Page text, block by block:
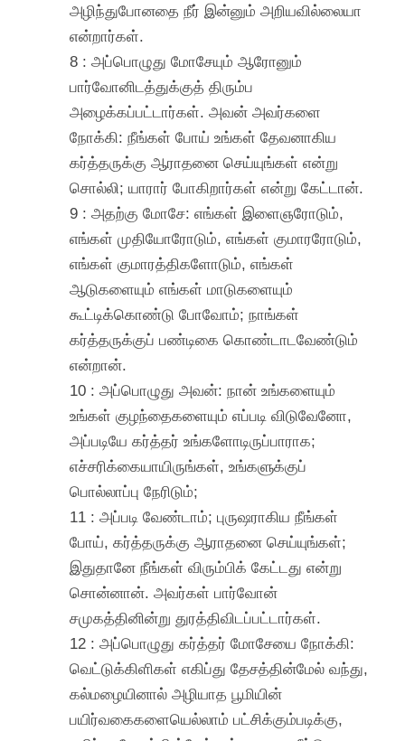
அழிந்துபோனதை நீர் இன்னும் அறியவில்லையா
என்றார்கள்.
8 : அப்பொழுது மோசேயும் ஆரோனும்
பார்வோனிடத்துக்குத் திரும்ப
அழைக்கப்பட்டார்கள். அவன் அவர்களை
நோக்கி: நீங்கள் போய் உங்கள் தேவனாகிய
கர்த்தருக்கு ஆராதனை செய்யுங்கள் என்று
சொல்லி; யாரார் போகிறார்கள் என்று கேட்டான்.
9 : அதற்கு மோசே: எங்கள் இளைஞரோடும்,
எங்கள் முதியோரோடும், எங்கள் குமாரரோடும்,
எங்கள் குமாரத்திகளோடும், எங்கள்
ஆடுகளையும் எங்கள் மாடுகளையும்
கூட்டிக்கொண்டு போவோம்; நாங்கள்
கர்த்தருக்குப் பண்டிகை கொண்டாடவேண்டும்
என்றான்.
10 : அப்பொழுது அவன்: நான் உங்களையும்
உங்கள் குழந்தைகளையும் எப்படி விடுவேனோ,
அப்படியே கர்த்தர் உங்களோடிருப்பாராக;
எச்சரிக்கையாயிருங்கள், உங்களுக்குப்
பொல்லாப்பு நேரிடும்;
11 : அப்படி வேண்டாம்; புருஷராகிய நீங்கள்
போய், கர்த்தருக்கு ஆராதனை செய்யுங்கள்;
இதுதானே நீங்கள் விரும்பிக் கேட்டது என்று
சொன்னான். அவர்கள் பார்வோன்
சமுகத்தினின்று துரத்திவிடப்பட்டார்கள்.
12 : அப்பொழுது கர்த்தர் மோசேயை நோக்கி:
வெட்டுக்கிளிகள் எகிப்து தேசத்தின்மேல் வந்து,
கல்மழையினால் அழியாத பூமியின்
பயிர்வகைகளையெல்லாம் பட்சிக்கும்படிக்கு,